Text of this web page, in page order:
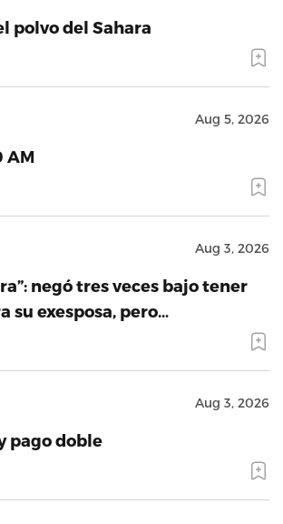
polvo del Sahara
Aug 5, 2026
AM
Aug 3, 2026
negó tres veces bajo tener
su exesposa, pero…
Aug 3, 2026
pago doble